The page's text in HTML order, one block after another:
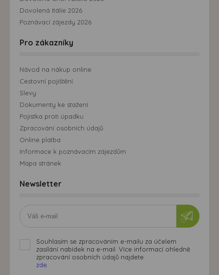
Dovolená Itálie 2026
Poznávací zájezdy 2026
Pro zákazníky
Návod na nákup online
Cestovní pojištění
Slevy
Dokumenty ke stažení
Pojistka proti úpadku
Zpracování osobních údajů
Online platba
Informace k poznávacím zájezdům
Mapa stránek
Newsletter
Souhlasím se zpracováním e-mailu za účelem
zasílání nabídek na e-mail. Více informací ohledně
zpracování osobních údajů najdete
zde.